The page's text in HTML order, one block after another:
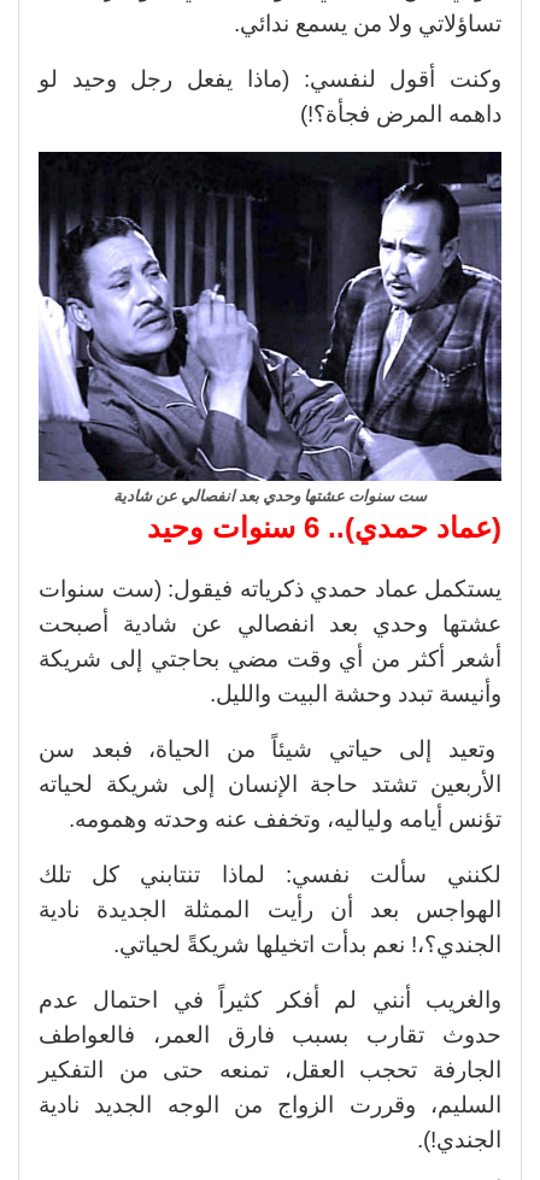
تساؤلاتي ولا من يسمع ندائي.
وكنت أقول لنفسي: (ماذا يفعل رجل وحيد لو
داهمه المرض فجأة؟!)
ست سنوات عشتها وحدي بعد انفصالي عن شادية
(عماد حمدي).. 6 سنوات وحيد
يستكمل عماد حمدي ذكرياته فيقول: (ست سنوات
عشتها وحدي بعد انفصالي عن شادية أصبحت
أشعر أكثر من أي وقت مضي بحاجتي إلى شريكة
وأنيسة تبدد وحشة البيت والليل.
وتعيد إلى حياتي شيئاً من الحياة، فبعد سن
الأربعين تشتد حاجة الإنسان إلى شريكة لحياته
تؤنس أيامه ولياليه، وتخفف عنه وحدته وهمومه.
لكنني سألت نفسي: لماذا تنتابني كل تلك
الهواجس بعد أن رأيت الممثلة الجديدة نادية
الجندي؟،! نعم بدأت اتخيلها شريكةً لحياتي.
والغريب أنني لم أفكر كثيراً في احتمال عدم
حدوث تقارب بسبب فارق العمر، فالعواطف
الجارفة تحجب العقل، تمنعه حتى من التفكير
السليم، وقررت الزواج من الوجه الجديد نادية
الجندي!).